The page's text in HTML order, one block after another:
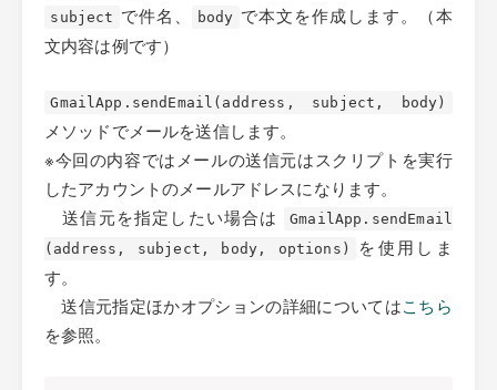
subject で件名、 body で本文を作成します。（本
文内容は例です）
GmailApp.sendEmail(address, subject, body)
メソッドでメールを送信します。
※今回の内容ではメールの送信元はスクリプトを実行
したアカウントのメールアドレスになります。
送信元を指定したい場合は
GmailApp.sendEmail
(address, subject, body, options)
を使用しま
す。
送信元指定ほかオプションの詳細についてはこちら
を参照。